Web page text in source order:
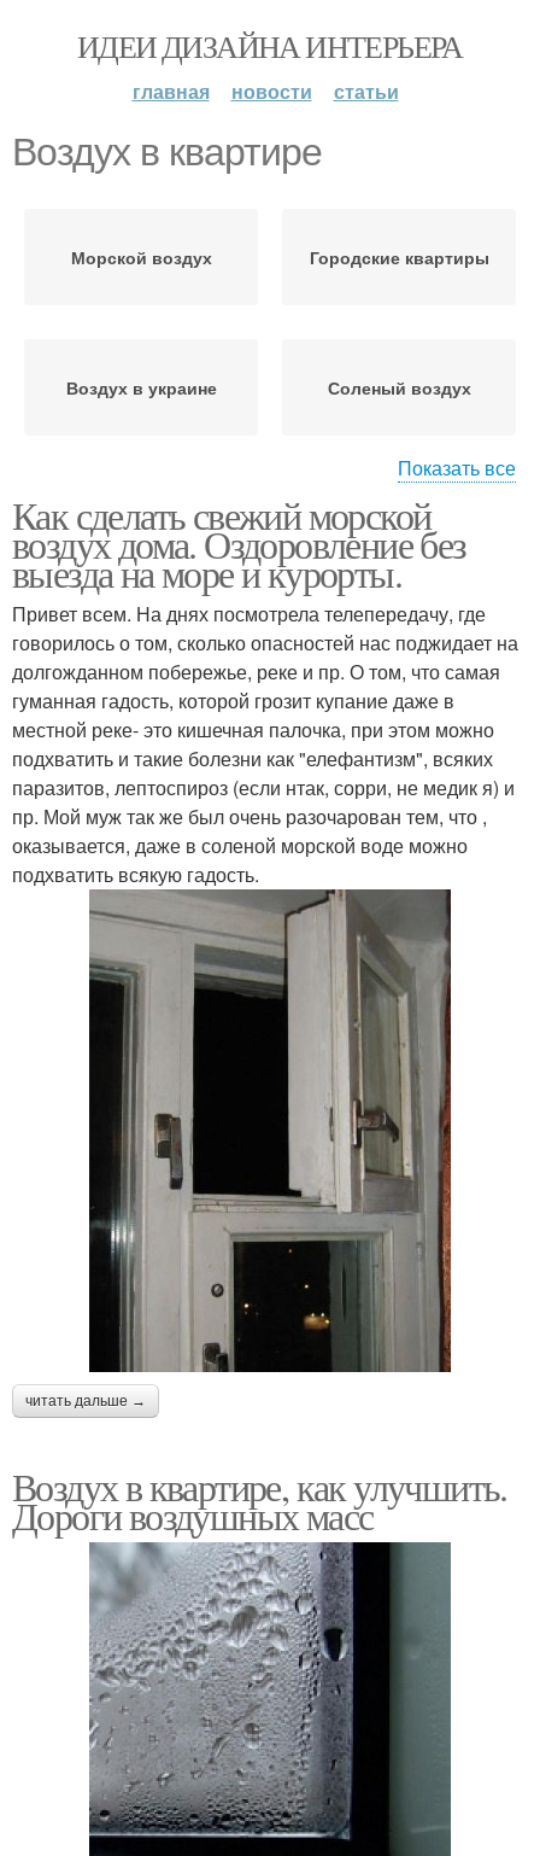
ИДЕИ ДИЗАЙНА ИНТЕРЬЕРА
главная новости статьи
Воздух в квартире
Морской воздух Городские квартиры
Воздух в украине Соленый воздух
квартире
Показать все
Как сделать свежий морской
воздух дома. Оздоровление без
выезда на море и курорты.
Привет всем. На днях посмотрела телепередачу, где
говорилось о том, сколько опасностей нас поджидает на
долгожданном побережье, реке и пр. О том, что самая
гуманная гадость, которой грозит купание даже в
местной реке- это кишечная палочка, при этом можно
подхватить и такие болезни как "елефантизм", всяких
паразитов, лептоспироз (если нтак, сорри, не медик я) и
пр. Мой муж так же был очень разочарован тем, что ,
оказывается, даже в соленой морской воде можно
подхватить всякую гадость.
читать дальше →
Воздух в квартире, как улучшить.
Дороги воздушных масс